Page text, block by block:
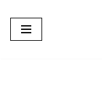
Pular